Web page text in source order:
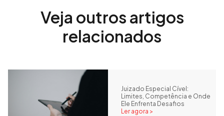
Veja outros artigos
relacionados
Juizado Especial Cível:
Limites, Competência e Onde
Ele Enfrenta Desafios
Ler agora >